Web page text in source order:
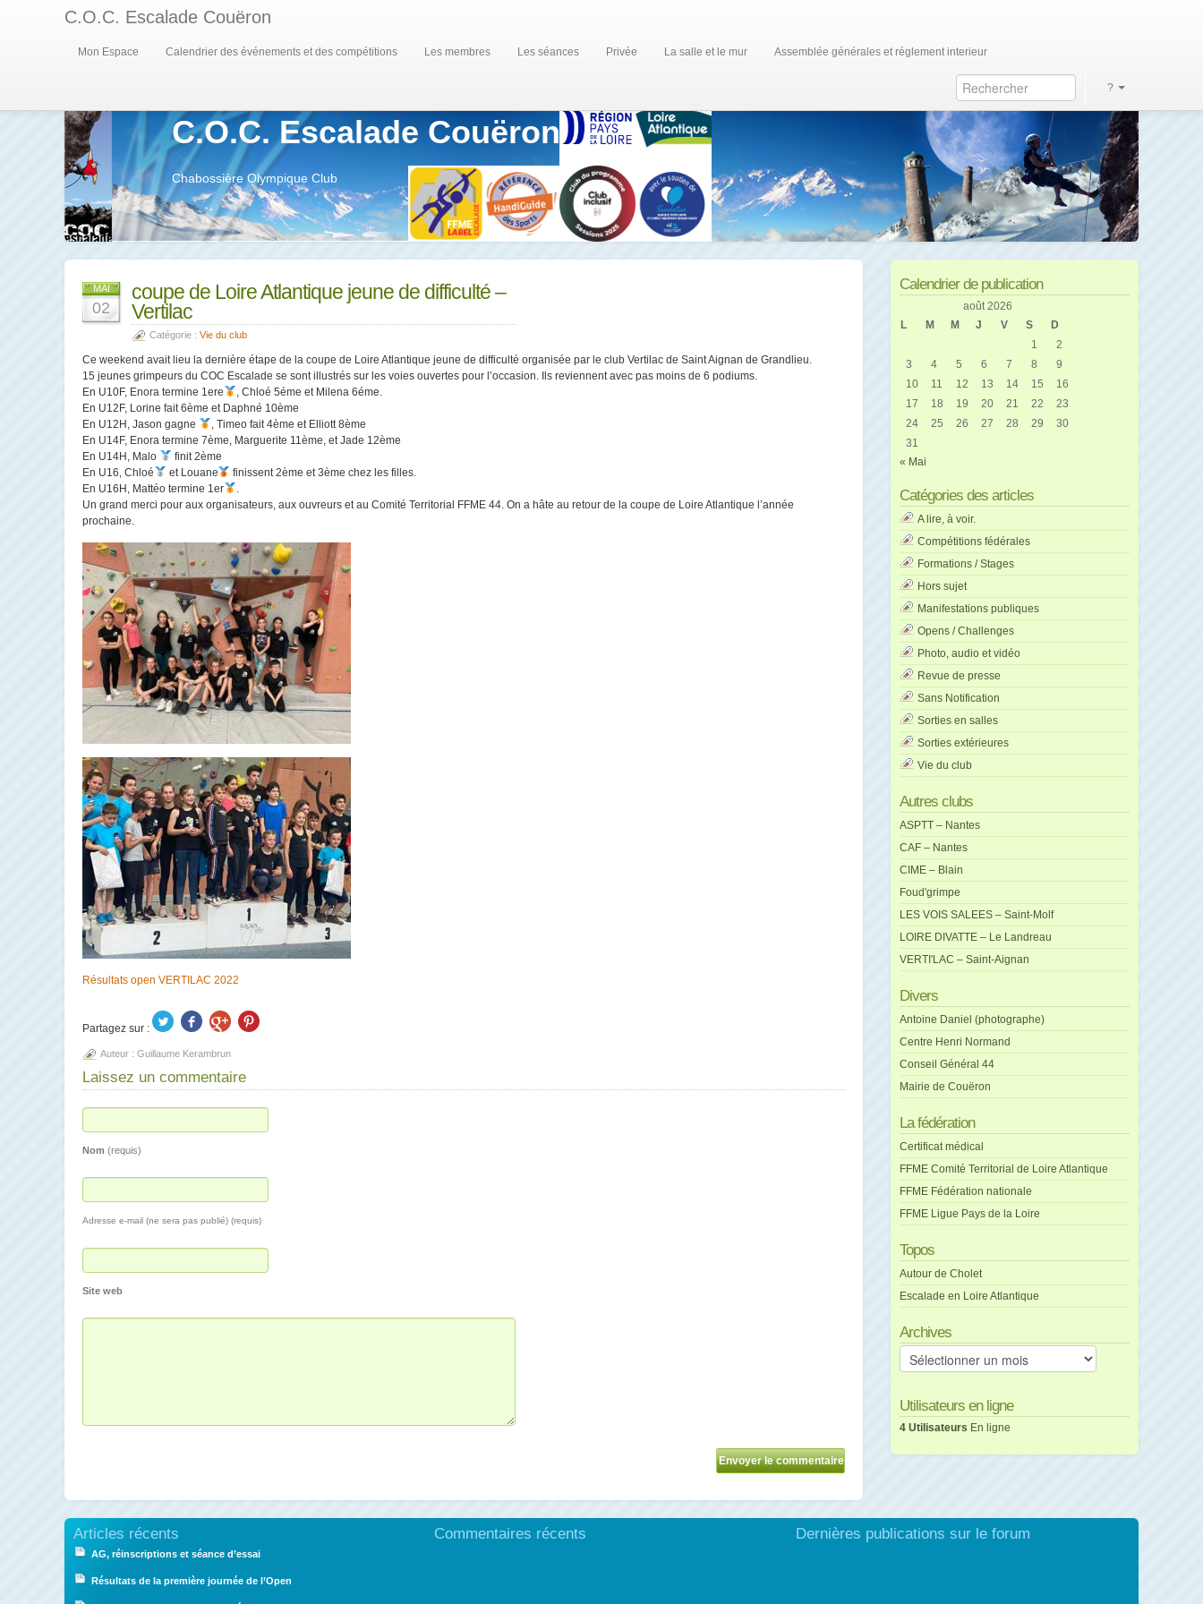
C.O.C. Escalade Couëron
Mon Espace Calendrier des événements et des compétitions Les membres Les séances Privée La salle et le mur Assemblée générales et réglement interieur
?
C.O.C. Escalade Couëron
Chabossière Olympique Club
MAI
02
coupe de Loire Atlantique jeune de difficulté –
Vertilac
Catégorie : Vie du club
Ce weekend avait lieu la dernière étape de la coupe de Loire Atlantique jeune de difficulté organisée par le club Vertilac de Saint Aignan de Grandlieu.
15 jeunes grimpeurs du COC Escalade se sont illustrés sur les voies ouvertes pour l’occasion. Ils reviennent avec pas moins de 6 podiums.
En U10F, Enora termine 1ere
, Chloé 5éme et Milena 6éme.
En U12F, Lorine fait 6ème et Daphné 10ème
En U12H, Jason gagne
, Timeo fait 4ème et Elliott 8ème
En U14F, Enora termine 7ème, Marguerite 11ème, et Jade 12ème
En U14H, Malo
finit 2ème
En U16, Chloé
et Louane
finissent 2ème et 3ème chez les filles.
En U16H, Mattéo termine 1er
.
Un grand merci pour aux organisateurs, aux ouvreurs et au Comité Territorial FFME 44. On a hâte au retour de la coupe de Loire Atlantique l’année
prochaine.
Résultats open VERTILAC 2022
Partagez sur :
Auteur : Guillaume Kerambrun
Laissez un commentaire
Nom (requis)
Adresse e-mail (ne sera pas publié) (requis)
Site web
Calendrier de publication
août 2026
L
M M J V S
D
1
2
3
4 5 6 7 8
9
10
11 12 13 14 15
16
17
18 19 20 21 22
23
24
25 26 27 28 29
30
31
« Mai
Catégories des articles
A lire, à voir.
Compétitions fédérales
Formations / Stages
Hors sujet
Manifestations publiques
Opens / Challenges
Photo, audio et vidéo
Revue de presse
Sans Notification
Sorties en salles
Sorties extérieures
Vie du club
Autres clubs
ASPTT – Nantes
CAF – Nantes
CIME – Blain
Foud'grimpe
LES VOIS SALEES – Saint-Molf
LOIRE DIVATTE – Le Landreau
VERTI'LAC – Saint-Aignan
Divers
Antoine Daniel (photographe)
Centre Henri Normand
Conseil Général 44
Mairie de Couëron
La fédération
Certificat médical
FFME Comité Territorial de Loire Atlantique
FFME Fédération nationale
FFME Ligue Pays de la Loire
Topos
Autour de Cholet
Escalade en Loire Atlantique
Archives
Archives
Utilisateurs en ligne
4 Utilisateurs En ligne
Articles récents
AG, réinscriptions et séance d’essai
Résultats de la première journée de l’Open
Commentaires récents Dernières publications sur le forum